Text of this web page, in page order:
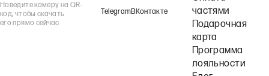
Наведите камеру на QR-
код, чтобы скачать
его прямо сейчас
TelegramВКонтакте
частями
Подарочная
карта
Программа
лояльности